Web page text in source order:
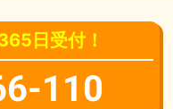
日受付！
110